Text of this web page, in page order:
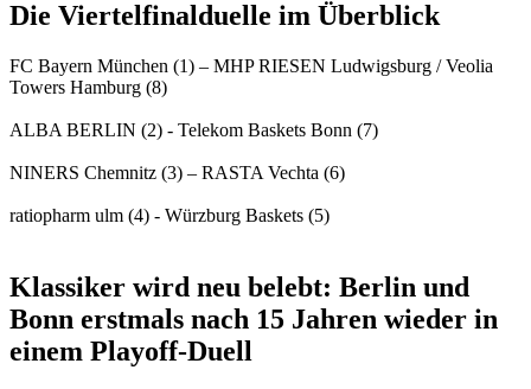
Die Viertelfinalduelle im Überblick
FC Bayern München (1) – MHP RIESEN Ludwigsburg / Veolia
Towers Hamburg (8)
ALBA BERLIN (2) - Telekom Baskets Bonn (7)
NINERS Chemnitz (3) – RASTA Vechta (6)
ratiopharm ulm (4) - Würzburg Baskets (5)
Klassiker wird neu belebt: Berlin und
Bonn erstmals nach 15 Jahren wieder in
einem Playoff-Duell